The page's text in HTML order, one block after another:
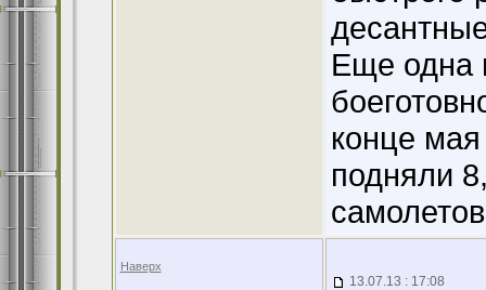
Еще одна
конце
подняли
Наверх
13.07.13 : 17:08